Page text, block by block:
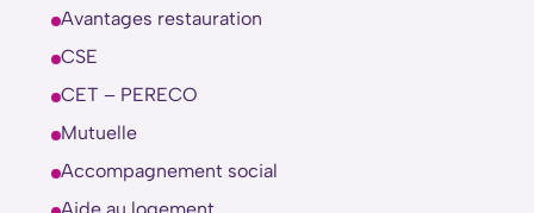
Avantages restauration
CSE
CET – PERECO
Mutuelle
Accompagnement social